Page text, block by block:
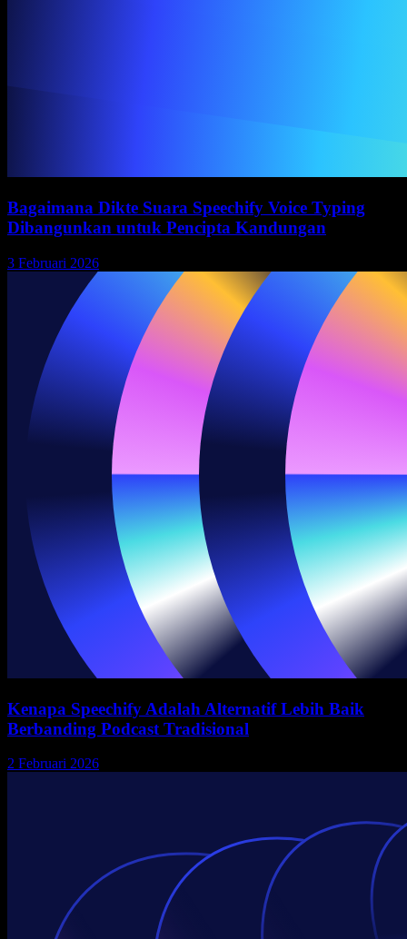
Bagaimana Dikte Suara Speechify Voice Typing
Dibangunkan untuk Pencipta Kandungan
3 Februari 2026
Kenapa Speechify Adalah Alternatif Lebih Baik
Berbanding Podcast Tradisional
2 Februari 2026